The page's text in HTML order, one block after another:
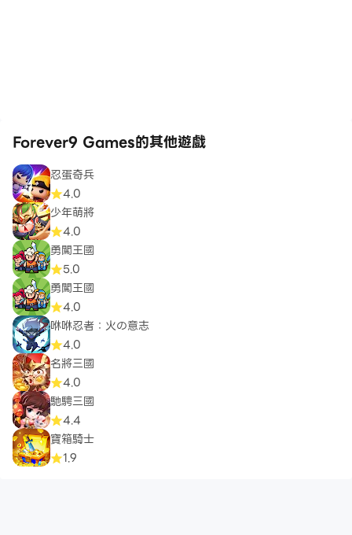
Forever9 Games的其他遊戲
忍蛋奇兵
4.0
少年萌將
4.0
勇闖王國
5.0
勇闖王國
4.0
咻咻忍者：火の意志
4.0
名將三國
4.0
馳騁三國
4.4
寶箱騎士
1.9